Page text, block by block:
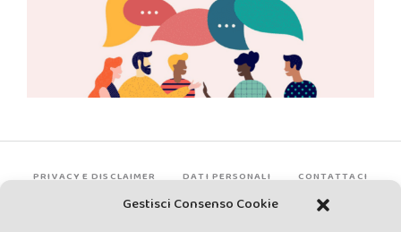
Gestisci Consenso Cookie
PRIVACY E DISCLAIMER DATI PERSONALI CONTATTACI